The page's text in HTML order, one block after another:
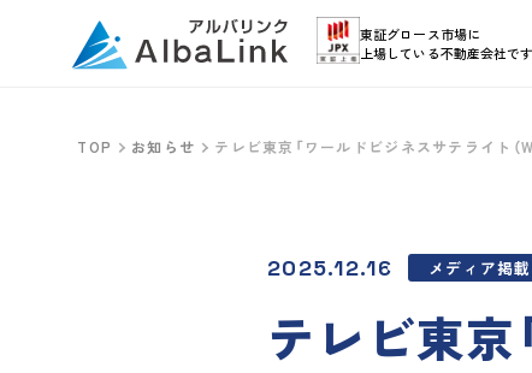
東証グロース市場に
上場している不動産会社です
TOP お知らせ テレビ東京「ワールドビジネスサテライト
2025.12.16 メディア掲載
テレビ東京